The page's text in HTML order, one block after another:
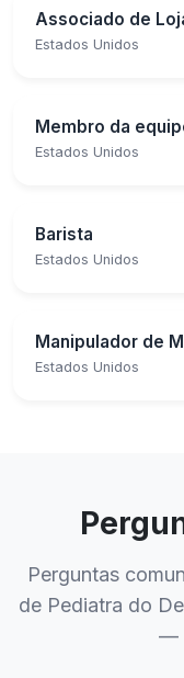
Associado de
Estados Unidos
Membro da
Estados Unidos
Barista
Estados Unidos
Manipulador de
Estados Unidos
Perguntas
de Pediatra do
—